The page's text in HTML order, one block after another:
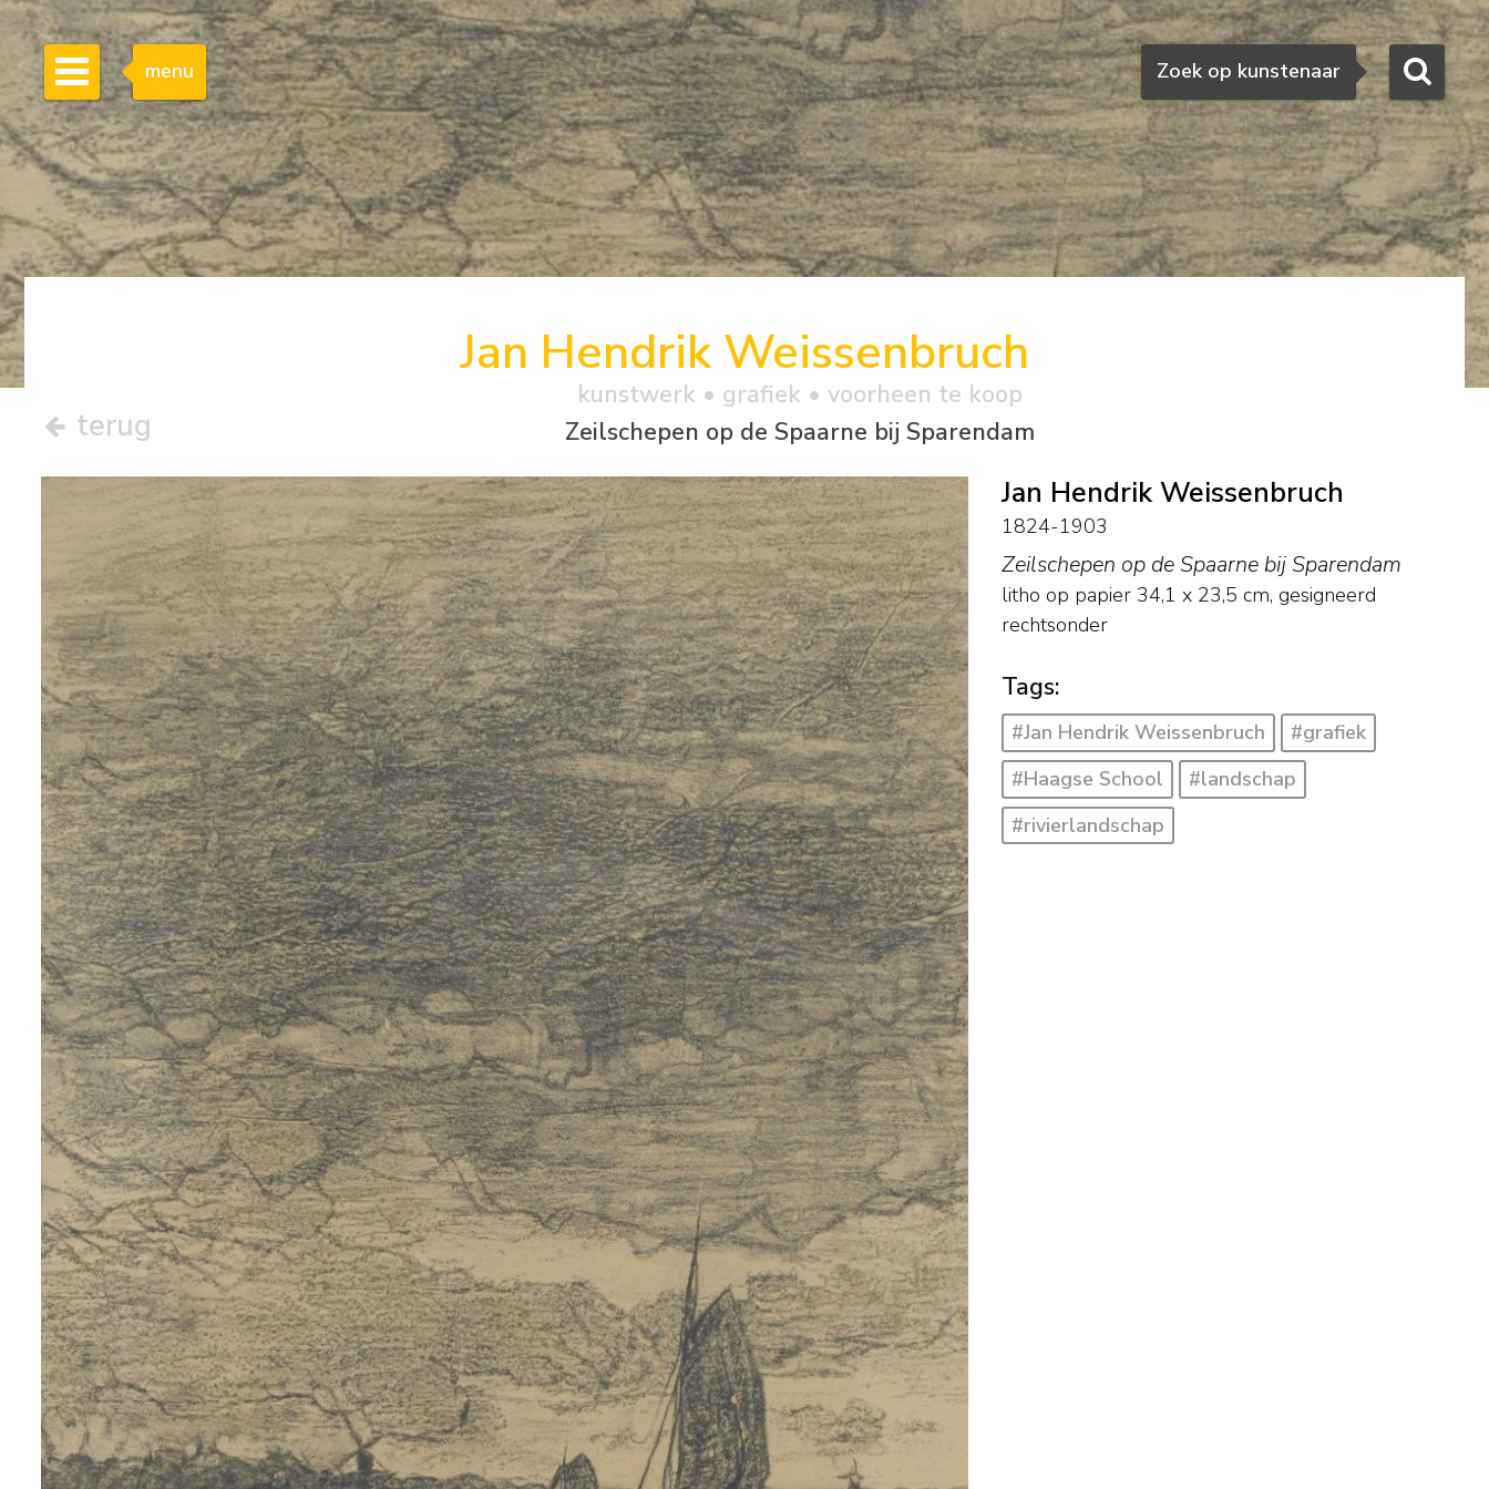
Zoeken
Zoek op kunstenaar
menu
terug
Jan Hendrik Weissenbruch
kunstwerk • grafiek • voorheen te koop
Zeilschepen op de Spaarne bij Sparendam
Jan Hendrik Weissenbruch
1824-1903
Zeilschepen op de Spaarne bij Sparendam
litho op papier 34,1 x 23,5 cm, gesigneerd
rechtsonder
Tags:
#Jan Hendrik Weissenbruch
#grafiek
#Haagse School
#landschap
#rivierlandschap